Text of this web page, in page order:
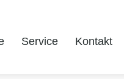
Service Kontakt